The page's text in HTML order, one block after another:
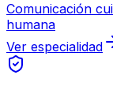
Comunicación
humana
Ver especialidad